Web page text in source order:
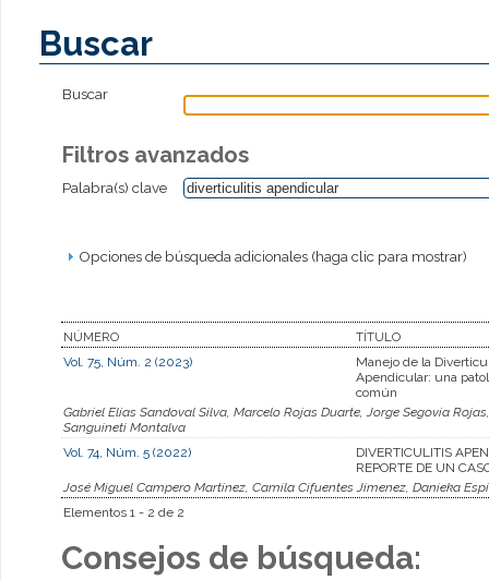
Buscar
Buscar
Filtros avanzados
Palabra(s) clave
Opciones de búsqueda adicionales (haga clic para mostrar)
NÚMERO
TÍTULO
Vol. 75, Núm. 2 (2023)
Manejo de la
Apendicular: una
común
Gabriel Elías Sandoval Silva, Marcelo Rojas Duarte, Jorge Segovia
Sanguineti Montalva
Vol. 74, Núm. 5 (2022)
DIVERTICULITIS
REPORTE DE UN
José Miguel Campero Martínez, Camila Cifuentes Jimenez, Danieka
Elementos 1 - 2 de 2
Consejos de búsqueda: